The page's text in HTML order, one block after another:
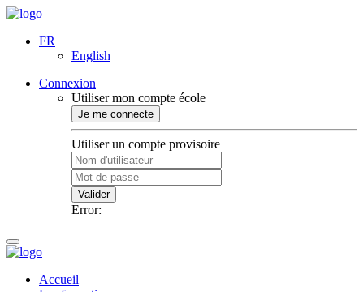
FR
English
Connexion
Utiliser mon compte école
Je me connecte
Utiliser un compte provisoire
Valider
Error:
Accueil